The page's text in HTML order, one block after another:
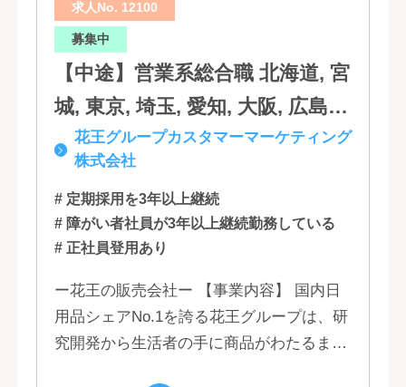
分, 宮崎, 佐賀, 沖縄
求人No. 12100
募集中
【中途】営業系総合職 北海道, 宮
城, 東京, 埼玉, 愛知, 大阪, 広島,
福岡花王グループカスタマーマーケティング
株式会社
# 定期採用を3年以上継続
# 障がい者社員が3年以上継続勤務している
# 正社員登用あり
ー花王の販売会社ー 【事業内容】 国内日
用品シェアNo.1を誇る花王グループは、研
究開発から生活者の手に商品がわたるまで